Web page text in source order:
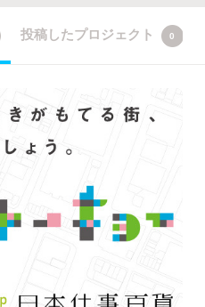
投稿したプロジェクト 0